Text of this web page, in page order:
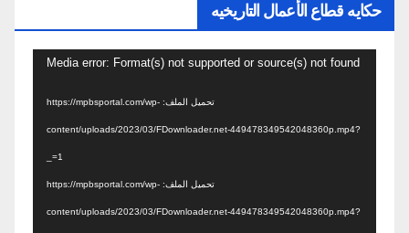
حكايه قطاع الأعمال التاريخيه
مشغل
Media error: Format(s) not supported or source(s) not found
تحميل الملف: https://mpbsportal.com/wp-
content/uploads/2023/03/FDownloader.net-449478349542048360p.mp4?
_=1
تحميل الملف: https://mpbsportal.com/wp-
content/uploads/2023/03/FDownloader.net-449478349542048360p.mp4?